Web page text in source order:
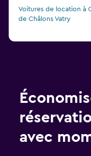
Voitures de location à
de Châlons Vatry
avec